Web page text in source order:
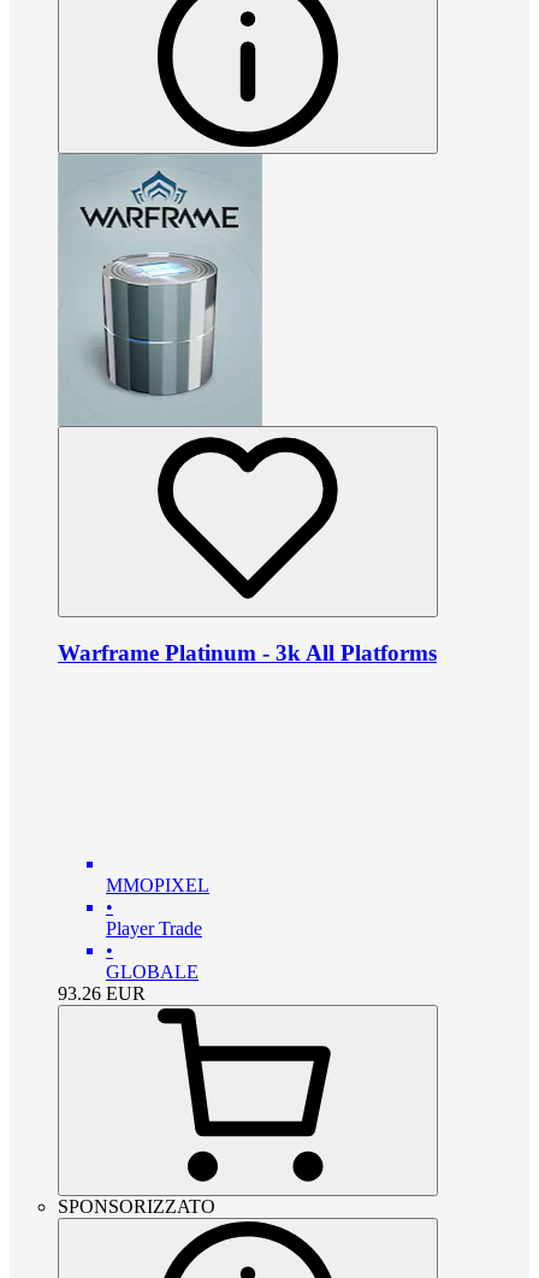
Warframe Platinum - 3k All Platforms
MMOPIXEL
•
Player Trade
•
GLOBALE
93.26 EUR
SPONSORIZZATO